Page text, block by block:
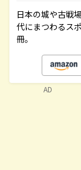
日本の城や古戦
代にまつわるス
冊。
AD